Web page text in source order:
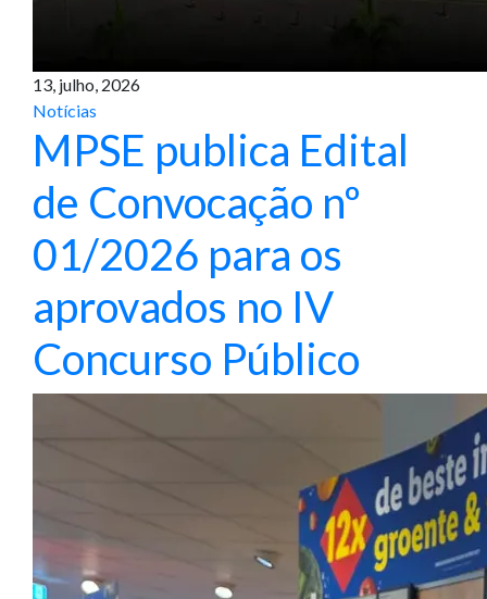
13, julho, 2026
Notícias
MPSE publica Edital
de Convocação nº
01/2026 para os
aprovados no IV
Concurso Público